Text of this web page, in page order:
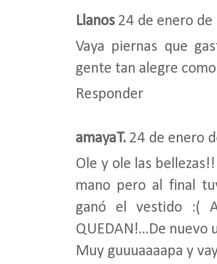
Llanos 24 de enero
Vaya piernas que
gente tan alegre
Responder
amayaT. 24 de enero
Ole y ole las
mano pero al final
ganó el vestido :(
QUEDAN!...De nuevo
Muy guuuaaaapa y